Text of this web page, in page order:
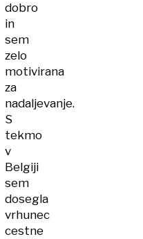
dobro
in
sem
zelo
motivirana
za
nadaljevanje.
S
tekmo
v
Belgiji
sem
dosegla
vrhunec
cestne